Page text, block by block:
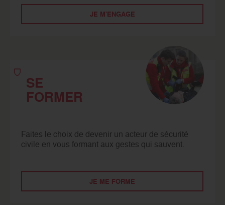
JE M'ENGAGE
SE
FORMER
Faites le choix de devenir un acteur de sécurité
civile en vous formant aux gestes qui sauvent.
JE ME FORME